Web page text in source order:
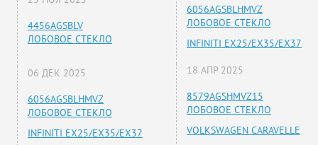
4456AGSBLV
ЛОБОВОЕ СТЕКЛО
06 ДЕК 2025
6056AGSBLHMVZ
ЛОБОВОЕ СТЕКЛО
INFINITI EX25/EX35/EX37
6056AGSBLHMVZ
ЛОБОВОЕ СТЕКЛО
INFINITI EX25/EX35/EX37
18 АПР 2025
8579AGSHMVZ15
ЛОБОВОЕ СТЕКЛО
VOLKSWAGEN CARAVELLE